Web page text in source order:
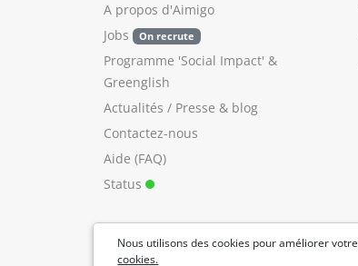
Nous utilisons des cookies pour améliorer
cookies.
A propos d'Aimigo
Jobs
On recrute
Programme 'Social Impact' &
Greenglish
Actualités / Presse & blog
Contactez-nous
Aide (FAQ)
Status